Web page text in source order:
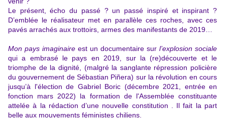
Le présent, écho du passé ? un passé inspiré et inspirant ?
D’emblée le réalisateur met en parallèle ces roches, avec ces
pavés arrachés aux trottoirs, armes des manifestants de 2019…
Mon pays imaginaire est un documentaire sur l’explosion sociale
qui a embrasé le pays en 2019, sur la (re)découverte et le
triomphe de la dignité, (malgré la sanglante répression policière
du gouvernement de Sébastian Piñera) sur la révolution en cours
jusqu’à l'élection de Gabriel Boric (décembre 2021, entrée en
fonction mars 2022) la formation de l'Assemblée constituante
attelée à la rédaction d’une nouvelle constitution . Il fait la part
belle aux mouvements féministes chiliens.